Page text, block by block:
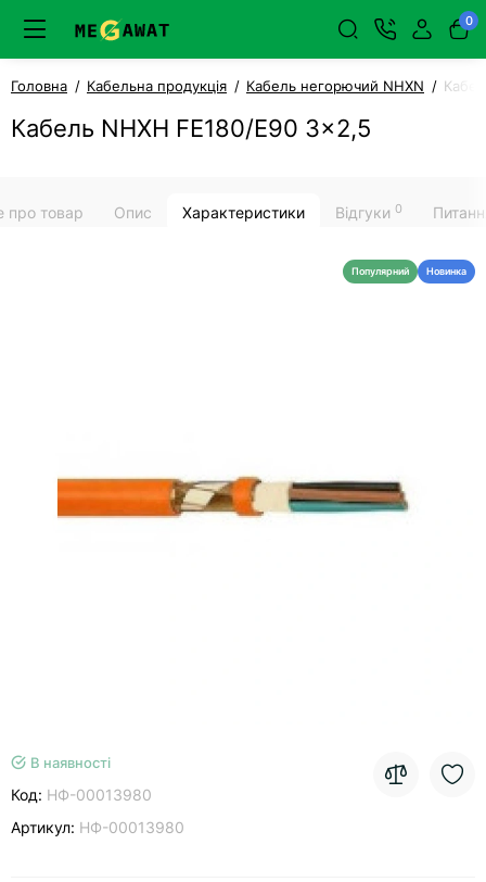
0
Головна Кабельна продукція Кабель негорючий NHXN
Кабель NHXH FE180/E90 3x2,5
про товар Опис Характеристики Відгуки 0
Популярний Новинка
В наявності
Код: НФ-00013980
Артикул: НФ-00013980